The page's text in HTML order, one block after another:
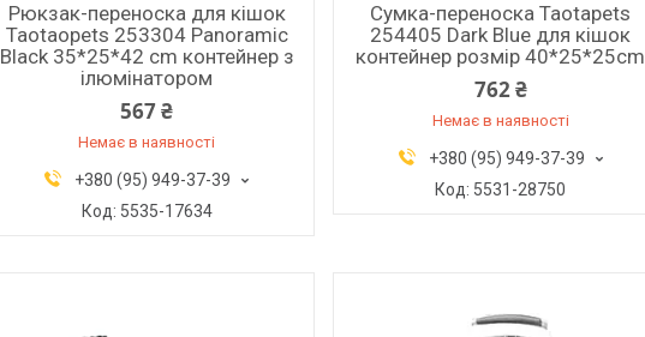
Рюкзак-переноска для кішок
Taotaopets 253304 Panoramic
Black 35*25*42 cm контейнер з
ілюмінатором
567 ₴
Немає в наявності
+380 (95) 949-37-39
5535-17634
Сумка-переноска Taotapets
254405 Dark Blue для кішок
контейнер розмір 40*25*25cm
762 ₴
Немає в наявності
+380 (95) 949-37-39
5531-28750